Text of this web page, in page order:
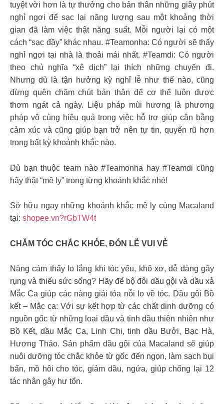
tuyệt vời hơn là tự thưởng cho bản thân những giây phút
nghỉ ngơi để sạc lại năng lượng sau một khoảng thời
gian đã làm việc thật năng suất. Mỗi người lại có một
cách “sạc đầy” khác nhau. #Teamonha: Có người sẽ thấy
nghỉ ngơi tại nhà là thoải mái nhất. #Teamdi: Có người
theo chủ nghĩa “xê dịch” lại thích những chuyến đi.
Nhưng dù là tận hưởng kỳ nghỉ lễ như thế nào, cũng
đừng quên chăm chút bản thân để cơ thể luôn được
thơm ngát cả ngày. Liệu pháp mùi hương là phương
pháp vô cùng hiệu quả trong việc hỗ trợ giúp cân bằng
cảm xúc và cũng giúp bạn trở nên tự tin, quyến rũ hơn
trong bất kỳ khoảnh khắc nào.
Dù bạn thuộc team nào #Teamonha hay #Teamdi cũng
hãy thật “mê ly” trong từng khoảnh khắc nhé!
Sở hữu ngay những khoảnh khắc mê ly cùng Macaland
tại: shopee.vn?rGbTW4t
CHĂM TÓC CHẮC KHỎE, ĐÓN LỄ VUI VẺ
Nàng cảm thấy lo lắng khi tóc yếu, khô xơ, dễ dàng gãy
rụng và thiếu sức sống? Hãy để bộ đôi dầu gội và dầu xả
Mắc Ca giúp các nàng giải tỏa nỗi lo về tóc. Dầu gội Bồ
kết – Mắc ca: Với sự kết hợp từ các chất dinh dưỡng có
nguồn gốc từ những loại dầu và tinh dầu thiên nhiên như
Bồ Kết, dầu Mắc Ca, Linh Chi, tinh dầu Bưởi, Bạc Hà,
Hương Thảo. Sản phẩm dầu gội của Macaland sẽ giúp
nuôi dưỡng tóc chắc khỏe từ gốc đến ngọn, làm sạch bụi
bẩn, mồ hôi cho tóc, giảm dầu, ngứa, giúp chống lại 12
tác nhân gây hư tổn.